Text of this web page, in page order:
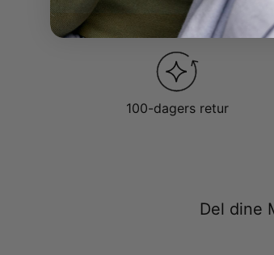
100-dagers retur
Del dine